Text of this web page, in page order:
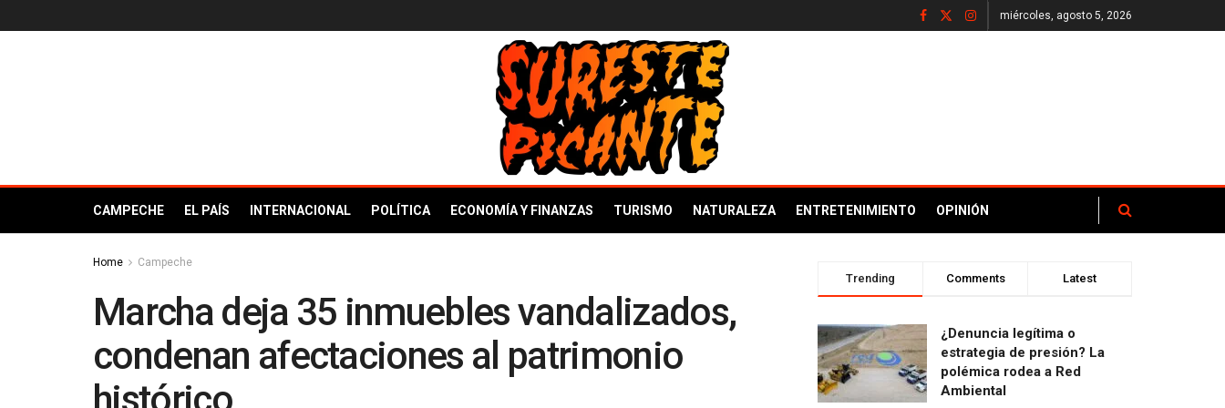
miércoles, agosto 5, 2026
CAMPECHE EL PAÍS INTERNACIONAL POLÍTICA ECONOMÍA Y FINANZAS TURISMO NATURALEZA ENTRETENIMIENTO OPINIÓN
Home Campeche
Marcha deja 35 inmuebles vandalizados,
condenan afectaciones al patrimonio
Trending Comments Latest
¿Denuncia legítima o
estrategia de presión? La
polémica rodea a Red
Ambiental